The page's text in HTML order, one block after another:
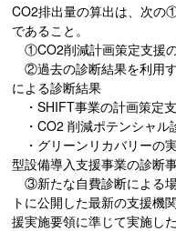
CO2排出量の算出は、次
であること。
①CO2削減計画策定⽀援
②過去の診断結果を利⽤
による診断結果
・SHIFT事業の計画策定
・CO2 削減ポテンシャル
・グリーンリカバリーの
型設備導⼊⽀援事業の診断
③新たな⾃費診断による
トに公開した最新の⽀援機
援実施要領に準じて実施した